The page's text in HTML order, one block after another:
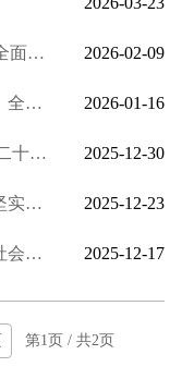
巩固提升“三农”发展好势头 推动乡村全面振兴取得新进展——中央农办有关负责同志解读中央一号文件精神 2026-02-09
为基本实现社会主义现代化夯实基础、全面发力——从“十五五”规划建议看奋力开创中国式现代化建设新局面 2026-01-16
增强必胜信心 赢得战略主动——党的二十届四中全会锚定中国式现代化发展新目标 2025-12-30
为基本实现社会主义现代化奠定更加坚实的基础——《中共中央关于制定国民经济和社会发展第十五个五年规划的建... 2025-12-23
在新时代新征程续写经济快速发展和社会长期稳定两大奇迹新篇章——中共中央举行新闻发布会解读党的二十届四中... 2025-12-17
第1页 / 共2页